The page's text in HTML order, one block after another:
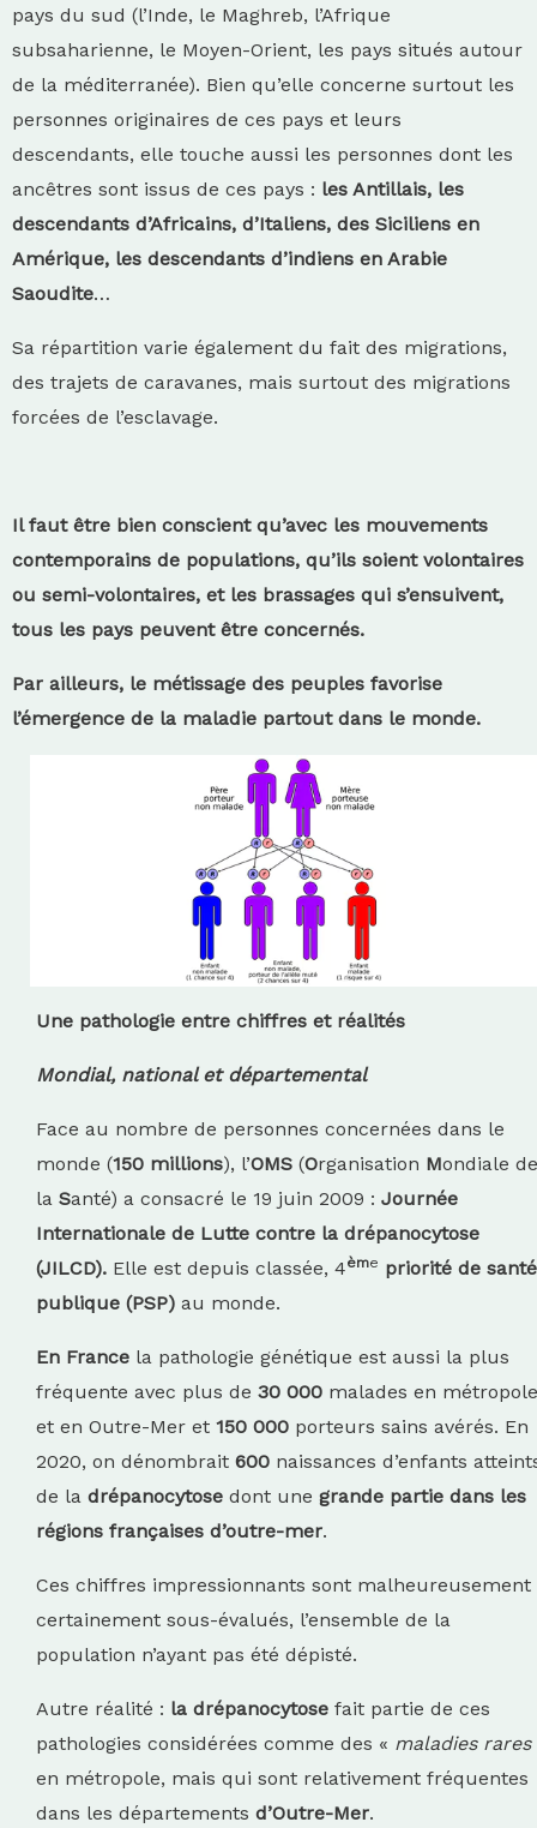
pays du sud (l’Inde, le Maghreb, l’Afrique
subsaharienne, le Moyen-Orient, les pays situés autour
de la méditerranée). Bien qu’elle concerne surtout les
personnes originaires de ces pays et leurs
descendants, elle touche aussi les personnes dont les
ancêtres sont issus de ces pays : les Antillais, les
descendants d’Africains, d’Italiens, des Siciliens en
Amérique, les descendants d’indiens en Arabie
Saoudite…
Sa répartition varie également du fait des migrations,
des trajets de caravanes, mais surtout des migrations
forcées de l’esclavage.
Il faut être bien conscient qu’avec les mouvements
contemporains de populations, qu’ils soient volontaires
ou semi-volontaires, et les brassages qui s’ensuivent,
tous les pays peuvent être concernés.
Par ailleurs, le métissage des peuples favorise
l’émergence de la maladie partout dans le monde.
Une pathologie entre chiffres et réalités
Mondial, national et départemental
Face au nombre de personnes concernées dans le
monde (150 millions), l’OMS (Organisation Mondiale de
la Santé) a consacré le 19 juin 2009 : Journée
Internationale de Lutte contre la drépanocytose
(JILCD). Elle est depuis classée, 4ème priorité de santé
publique (PSP) au monde.
En France la pathologie génétique est aussi la plus
fréquente avec plus de 30 000 malades en métropole
et en Outre-Mer et 150 000 porteurs sains avérés. En
2020, on dénombrait 600 naissances d’enfants
de la drépanocytose dont une grande partie dans les
régions françaises d’outre-mer.
Ces chiffres impressionnants sont malheureusement
certainement sous-évalués, l’ensemble de la
population n’ayant pas été dépisté.
Autre réalité : la drépanocytose fait partie de ces
pathologies considérées comme des « maladies rares
en métropole, mais qui sont relativement fréquentes
dans les départements d’Outre-Mer.